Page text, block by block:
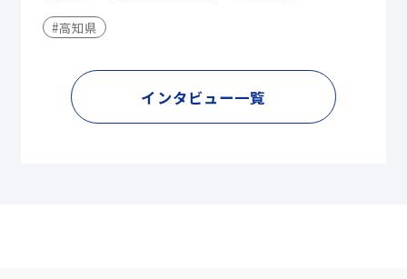
#高知県
インタビュー一覧